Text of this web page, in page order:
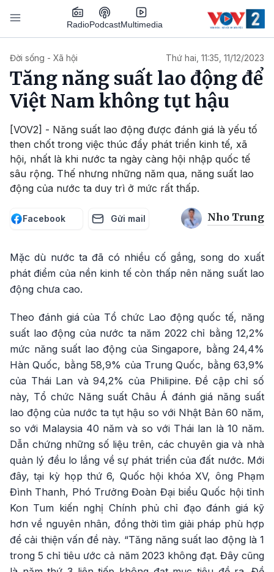
Nhảy đến nội dung
RadioPodcastMultimedia
Đời sống - Xã hội Thứ hai, 11:35, 11/12/2023
Tăng năng suất lao động để
Việt Nam không tụt hậu
[VOV2] - Năng suất lao động được đánh giá là yếu tố
then chốt trong việc thúc đẩy phát triển kinh tế, xã
hội, nhất là khi nước ta ngày càng hội nhập quốc tế
sâu rộng. Thế nhưng những năm qua, năng suất lao
động của nước ta duy trì ở mức rất thấp.
Facebook Gửi mail Nho Trung
Mặc dù nước ta đã có nhiều cố gắng, song do xuất
phát điểm của nền kinh tế còn thấp nên năng suất lao
động chưa cao.
Theo đánh giá của Tổ chức Lao động quốc tế, năng
suất lao động của nước ta năm 2022 chỉ bằng 12,2%
mức năng suất lao động của Singapore, bằng 24,4%
Hàn Quốc, bằng 58,9% của Trung Quốc, bằng 63,9%
của Thái Lan và 94,2% của Philipine. Đề cập chỉ số
này, Tổ chức Năng suất Châu Á đánh giá năng suất
lao động của nước ta tụt hậu so với Nhật Bản 60 năm,
so với Malaysia 40 năm và so với Thái lan là 10 năm.
Dẫn chứng những số liệu trên, các chuyên gia và nhà
quản lý đều lo lắng về sự phát triển của đất nước. Mới
đây, tại kỳ họp thứ 6, Quốc hội khóa XV, ông Phạm
Đình Thanh, Phó Trưởng Đoàn Đại biểu Quốc hội tỉnh
Kon Tum kiến nghị Chính phủ chỉ đạo đánh giá kỹ
hơn về nguyên nhân, đồng thời tìm giải pháp phù hợp
để cải thiện vấn đề này. “Tăng năng suất lao động là 1
trong 5 chỉ tiêu ước cả năm 2023 không đạt. Đây cũng